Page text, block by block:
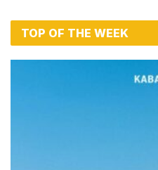
TOP OF THE WEEK